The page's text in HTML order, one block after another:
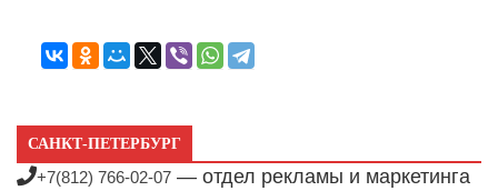
САНКТ-ПЕТЕРБУРГ
+7(812) 766-02-07 — отдел рекламы и маркетинга